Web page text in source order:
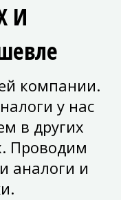
И
компании.
у нас
в других
Проводим
аналоги и